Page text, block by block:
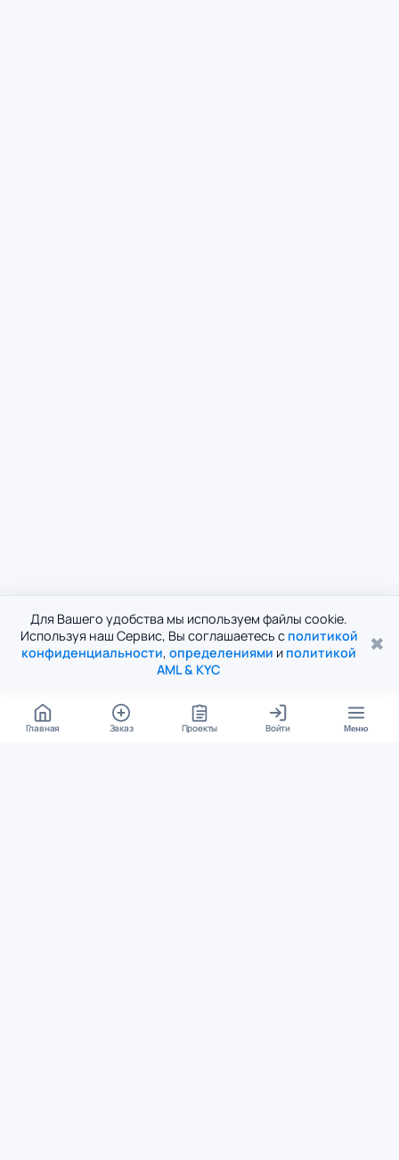
Для Вашего удобства мы используем файлы cookie.
Используя наш Сервис, Вы соглашаетесь с политикой
конфиденциальности, определениями и политикой
AML & KYC
✖
Главная Заказ Проекты Войти Меню